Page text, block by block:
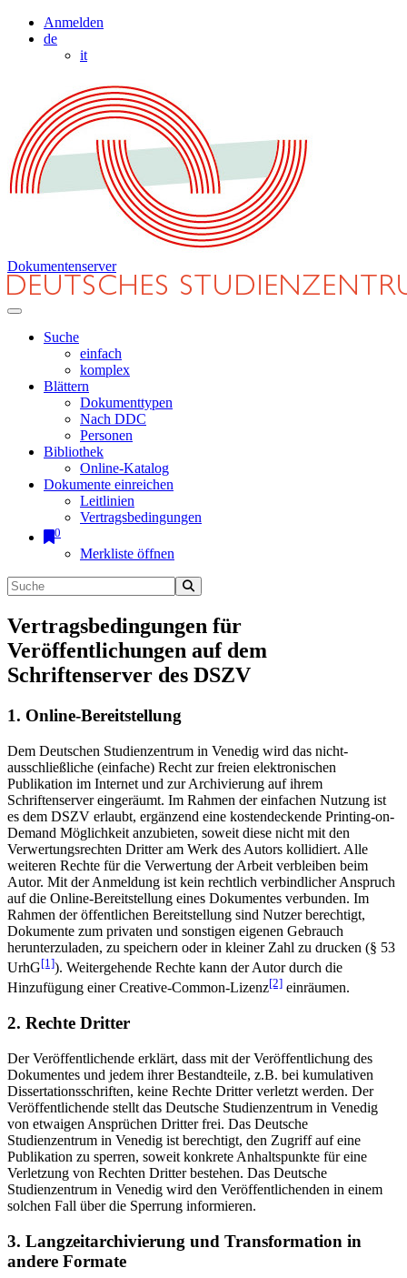
Anmelden
de
it
Dokumentenserver
Suche
einfach
komplex
Blättern
Dokumenttypen
Nach DDC
Personen
Bibliothek
Online-Katalog
Dokumente einreichen
Leitlinien
Vertragsbedingungen
0
Merkliste öffnen
Vertragsbedingungen für
Veröffentlichungen auf dem
Schriftenserver des DSZV
1. Online-Bereitstellung
Dem Deutschen Studienzentrum in Venedig wird das nicht-
ausschließliche (einfache) Recht zur freien elektronischen
Publikation im Internet und zur Archivierung auf ihrem
Schriftenserver eingeräumt. Im Rahmen der einfachen Nutzung ist
es dem DSZV erlaubt, ergänzend eine kostendeckende Printing-on-
Demand Möglichkeit anzubieten, soweit diese nicht mit den
Verwertungsrechten Dritter am Werk des Autors kollidiert. Alle
weiteren Rechte für die Verwertung der Arbeit verbleiben beim
Autor. Mit der Anmeldung ist kein rechtlich verbindlicher Anspruch
auf die Online-Bereitstellung eines Dokumentes verbunden. Im
Rahmen der öffentlichen Bereitstellung sind Nutzer berechtigt,
Dokumente zum privaten und sonstigen eigenen Gebrauch
herunterzuladen, zu speichern oder in kleiner Zahl zu drucken (§ 53
UrhG[1]). Weitergehende Rechte kann der Autor durch die
Hinzufügung einer Creative-Common-Lizenz[2] einräumen.
2. Rechte Dritter
Der Veröffentlichende erklärt, dass mit der Veröffentlichung des
Dokumentes und jedem ihrer Bestandteile, z.B. bei kumulativen
Dissertationsschriften, keine Rechte Dritter verletzt werden. Der
Veröffentlichende stellt das Deutsche Studienzentrum in Venedig
von etwaigen Ansprüchen Dritter frei. Das Deutsche
Studienzentrum in Venedig ist berechtigt, den Zugriff auf eine
Publikation zu sperren, soweit konkrete Anhaltspunkte für eine
Verletzung von Rechten Dritter bestehen. Das Deutsche
Studienzentrum in Venedig wird den Veröffentlichenden in einem
solchen Fall über die Sperrung informieren.
3. Langzeitarchivierung und Transformation in
andere Formate